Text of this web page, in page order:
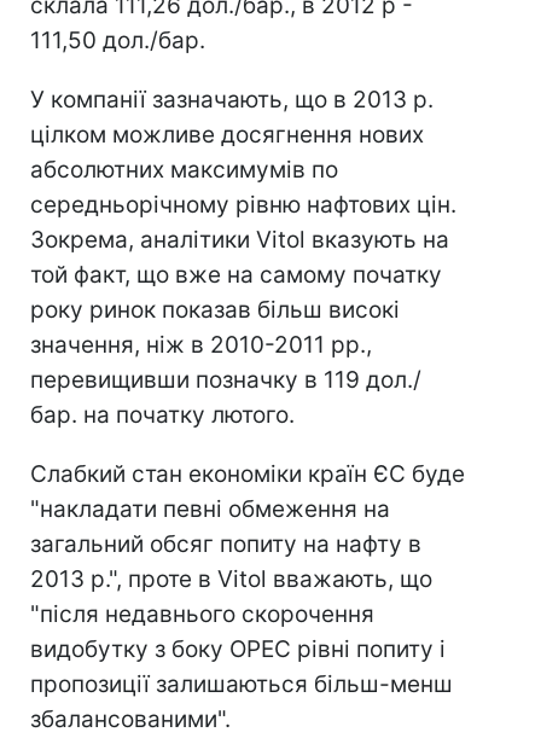
111,50 дол./бар.
У компанії зазначають, що в 2013 р.
цілком можливе досягнення нових
абсолютних максимумів по
середньорічному рівню нафтових цін.
Зокрема, аналітики Vitol вказують на
той факт, що вже на самому початку
року ринок показав більш високі
значення, ніж в 2010-2011 рр.,
перевищивши позначку в 119 дол./
бар. на початку лютого.
Слабкий стан економіки країн ЄС буде
"накладати певні обмеження на
загальний обсяг попиту на нафту в
2013 р.", проте в Vitol вважають, що
"після недавнього скорочення
видобутку з боку OPEC рівні попиту і
пропозиції залишаються більш-менш
збалансованими".